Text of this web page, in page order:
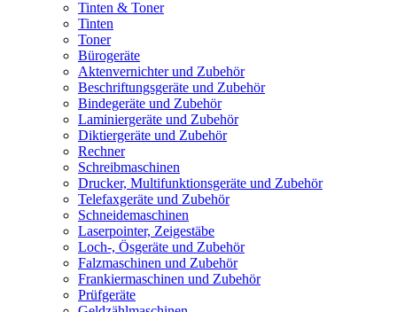
Tinten & Toner
Tinten
Toner
Bürogeräte
Aktenvernichter und Zubehör
Beschriftungsgeräte und Zubehör
Bindegeräte und Zubehör
Laminiergeräte und Zubehör
Diktiergeräte und Zubehör
Rechner
Schreibmaschinen
Drucker, Multifunktionsgeräte und Zubehör
Telefaxgeräte und Zubehör
Schneidemaschinen
Laserpointer, Zeigestäbe
Loch-, Ösgeräte und Zubehör
Falzmaschinen und Zubehör
Frankiermaschinen und Zubehör
Prüfgeräte